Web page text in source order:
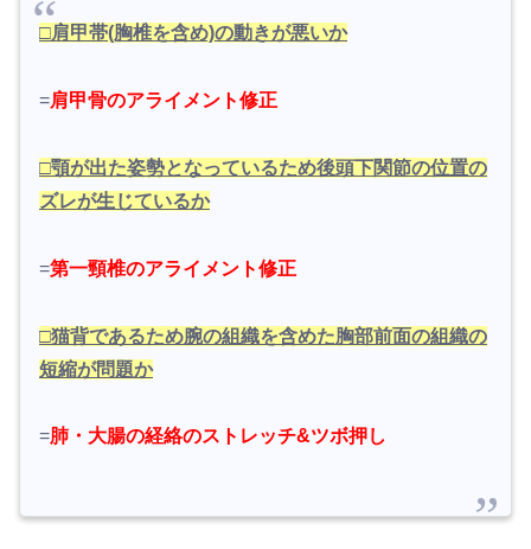
□肩甲帯(胸椎を含め)の動きが悪いか
=肩甲骨のアライメント修正
□顎が出た姿勢となっているため後頭下関節の位置の
ズレが生じているか
=第一頸椎のアライメント修正
□猫背であるため腕の組織を含めた胸部前面の組織の
短縮が問題か
=肺・大腸の経絡のストレッチ&ツボ押し